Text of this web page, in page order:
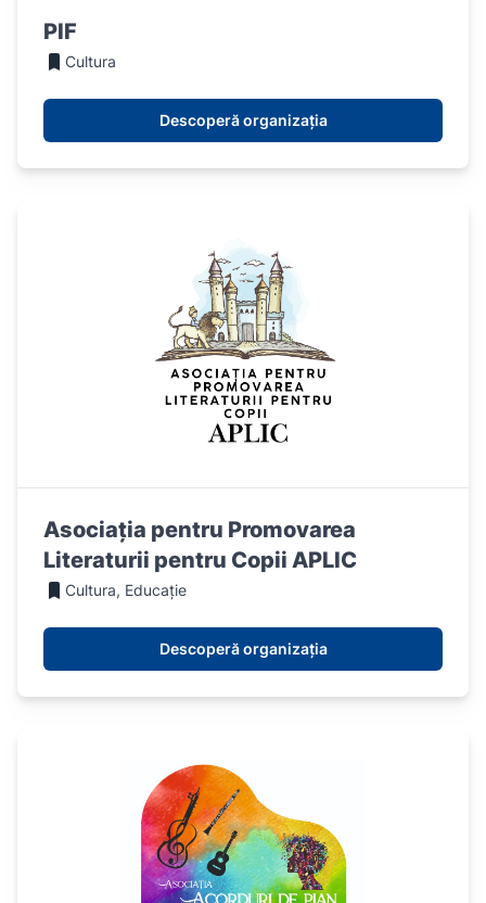
PIF
Cultura
Descoperă organizația
Asociația pentru Promovarea
Literaturii pentru Copii APLIC
Cultura, Educație
Descoperă organizația